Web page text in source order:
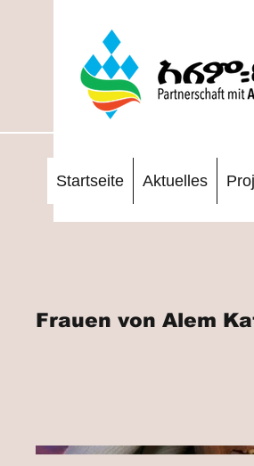
Startseite Aktuelles
Frauen von Alem